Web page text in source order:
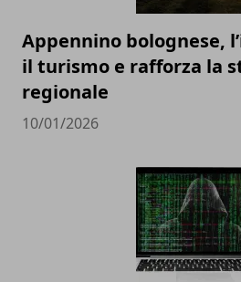
Appennino bolognese,
il turismo e rafforza la
regionale
10/01/2026